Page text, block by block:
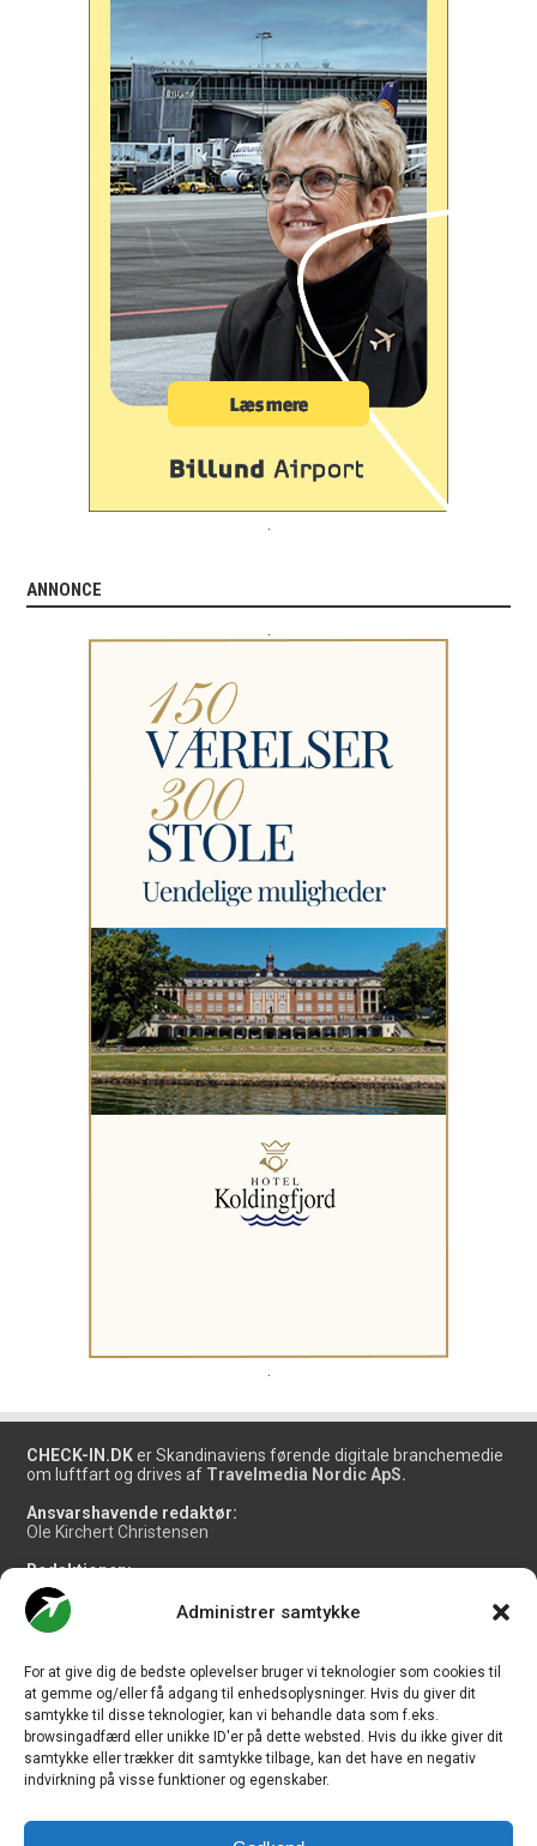
Administrer samtykke
For at give dig de bedste oplevelser bruger vi teknologier som cookies til
at gemme og/eller få adgang til enhedsoplysninger. Hvis du giver dit
samtykke til disse teknologier, kan vi behandle data som f.eks.
browsingadfærd eller unikke ID'er på dette websted. Hvis du ikke giver dit
samtykke eller trækker dit samtykke tilbage, kan det have en negativ
indvirkning på visse funktioner og egenskaber.
ANNONCE
CHECK-IN.DK er Skandinaviens førende digitale branchemedie
om luftfart og drives af Travelmedia Nordic ApS.
Ansvarshavende redaktør:
Ole Kirchert Christensen
Redaktionen:
Christian Granhøj Skouboe
Henrik Baumgarten
Danny Longhi Andreasen
Salg og jobannoncer:
salg@travelmedianordic.com
Vi tager ansvar for indholdet og er tilmeldt